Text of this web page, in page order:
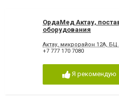
ОрдаМед Актау,
оборудования
Актау, микрорайон 12А,
+7 777 170 7080
Я рекомендую